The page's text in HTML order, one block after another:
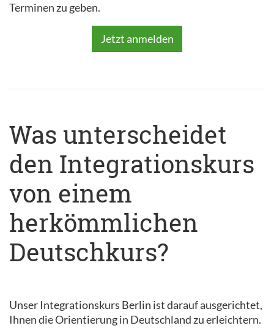
Terminen zu geben.
Jetzt anmelden
Was unterscheidet
den Integrationskurs
von einem
herkömmlichen
Deutschkurs?
Unser Integrationskurs Berlin ist darauf ausgerichtet,
Ihnen die Orientierung in Deutschland zu erleichtern.